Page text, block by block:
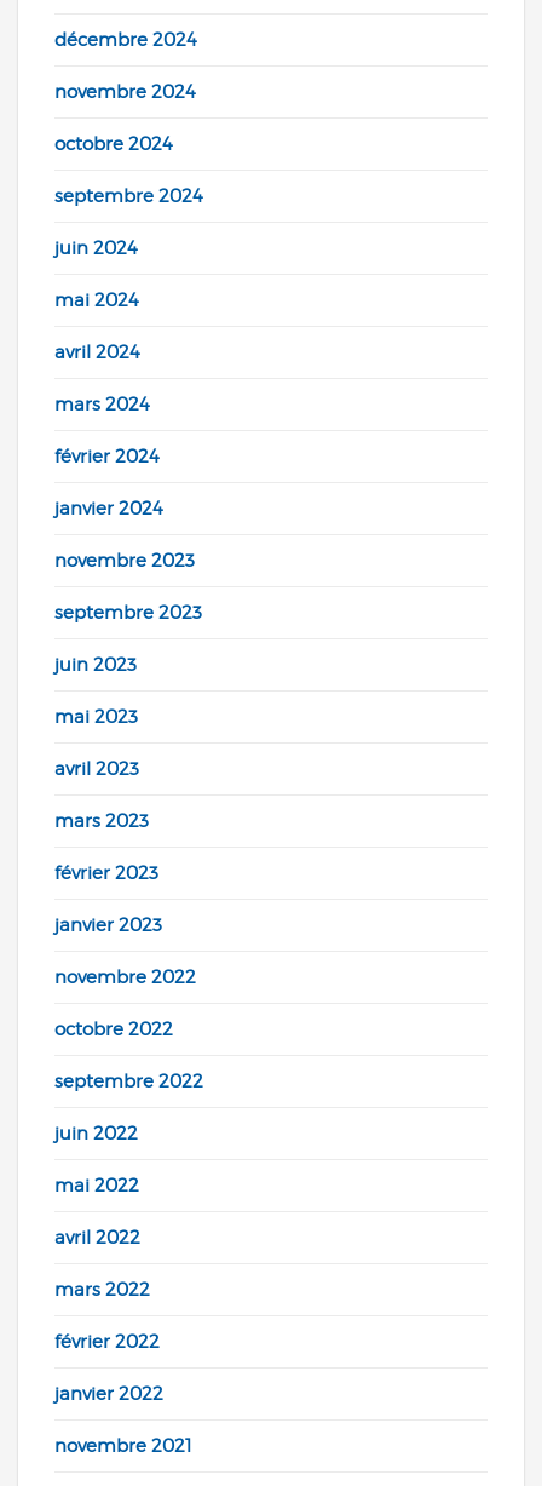
décembre 2024
novembre 2024
octobre 2024
septembre 2024
juin 2024
mai 2024
avril 2024
mars 2024
février 2024
janvier 2024
novembre 2023
septembre 2023
juin 2023
mai 2023
avril 2023
mars 2023
février 2023
janvier 2023
novembre 2022
octobre 2022
septembre 2022
juin 2022
mai 2022
avril 2022
mars 2022
février 2022
janvier 2022
novembre 2021